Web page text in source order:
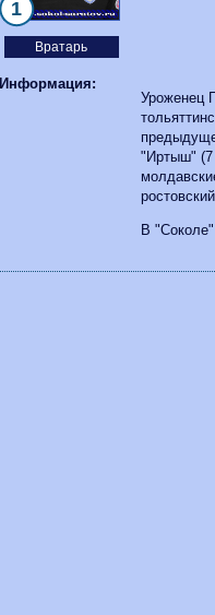
Вратарь
1
Информация:
Уроженец
"Иртыш" (7
В
Калуга
0-1 Сибирь